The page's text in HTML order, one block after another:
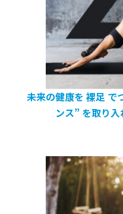
未来の健康を 裸足 で
ンス” を取り